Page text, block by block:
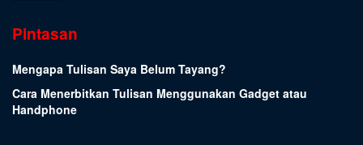
Pintasan
Mengapa Tulisan Saya Belum Tayang?
Cara Menerbitkan Tulisan Menggunakan Gadget atau
Handphone